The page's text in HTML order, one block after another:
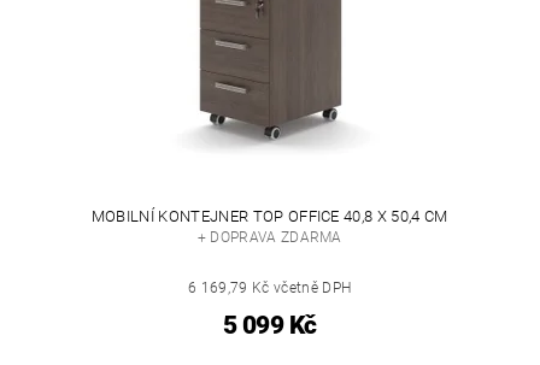
MOBILNÍ KONTEJNER TOP OFFICE 40,8 X 50,4 CM
+ DOPRAVA ZDARMA
6 169,79 Kč včetně DPH
5 099 Kč